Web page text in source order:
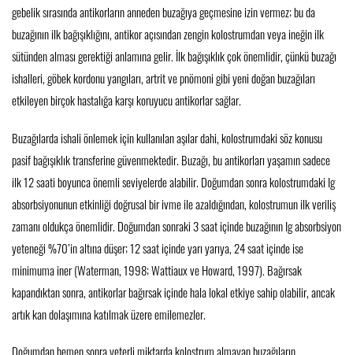
gebelik sırasında antikorların anneden buzağıya geçmesine izin vermez; bu da
buzağının ilk bağışıklığını, antikor açısından zengin kolostrumdan veya ineğin ilk
sütünden alması gerektiği anlamına gelir. İlk bağışıklık çok önemlidir, çünkü buzağı
ishalleri, göbek kordonu yangıları, artrit ve pnömoni gibi yeni doğan buzağıları
etkileyen birçok hastalığa karşı koruyucu antikorlar sağlar.
Buzağılarda ishali önlemek için kullanılan aşılar dahi, kolostrumdaki söz konusu
pasif bağışıklık transferine güvenmektedir. Buzağı, bu antikorları yaşamın sadece
ilk 12 saati boyunca önemli seviyelerde alabilir. Doğumdan sonra kolostrumdaki Ig
absorbsiyonunun etkinliği doğrusal bir ivme ile azaldığından, kolostrumun ilk veriliş
zamanı oldukça önemlidir. Doğumdan sonraki 3 saat içinde buzağının Ig absorbsiyon
yeteneği %70’in altına düşer; 12 saat içinde yarı yarıya, 24 saat içinde ise
minimuma iner (Waterman, 1998; Wattiaux ve Howard, 1997). Bağırsak
kapandıktan sonra, antikorlar bağırsak içinde hala lokal etkiye sahip olabilir, ancak
artık kan dolaşımına katılmak üzere emilemezler.
Doğumdan hemen sonra yeterli miktarda kolostrum almayan buzağıların